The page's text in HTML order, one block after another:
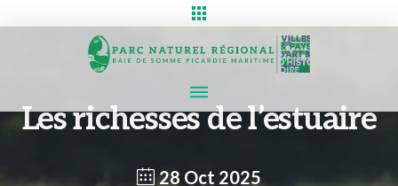
Les richesses de l’estuaire
28 Oct 2025